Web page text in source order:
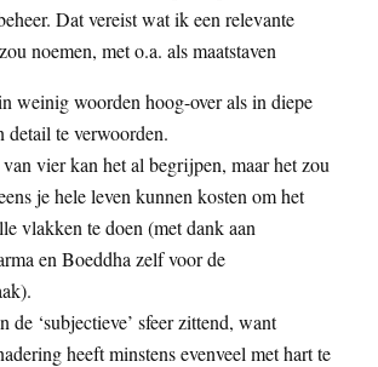
Dat vereist wat ik een relevante
noemen, met o.a. als maatstaven
weinig woorden hoog-over als in diepe
detail te verwoorden.
vier kan het al begrijpen, maar het zou
je hele leven kunnen kosten om het
vlakken te doen (met dank aan
en Boeddha zelf voor de
de ‘subjectieve’ sfeer zittend, want
heeft minstens evenveel met hart te